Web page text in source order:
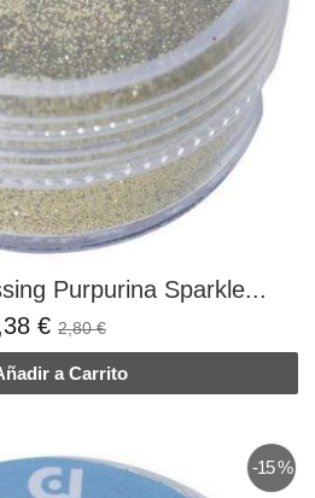
Purpurina Sparkle...
€ 2,80 €
a Carrito
-15 %